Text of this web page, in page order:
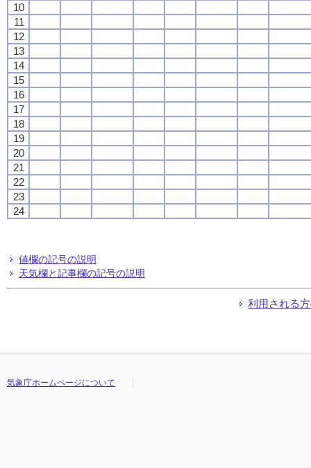
10
11
12
13
14
15
16
17
18
19
20
21
22
23
24
値欄の記号の説明
天気欄と記事欄の記号の説明
利用される
気象庁ホームページについて